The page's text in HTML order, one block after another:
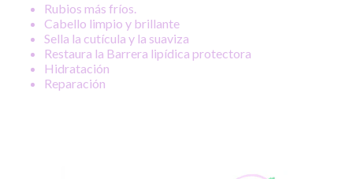
Rubios más fríos.
Cabello limpio y brillante
Sella la cutícula y la suaviza
Restaura la Barrera lipídica protectora
Hidratación
Reparación